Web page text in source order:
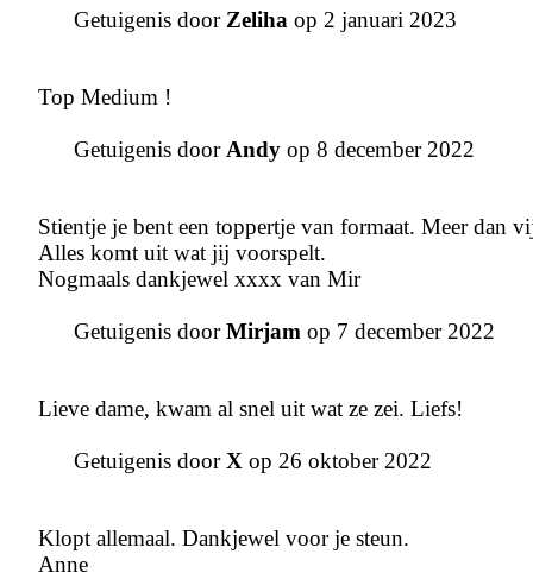
Getuigenis doorZeliha op 2 januari 2023
Top Medium !
Getuigenis doorAndy op 8 december 2022
Stientje je bent een toppertje van formaat. Meer dan
Alles komt uit wat jij voorspelt.
Nogmaals dankjewel xxxx van Mir
Getuigenis doorMirjam op 7 december 2022
Lieve dame, kwam al snel uit wat ze zei. Liefs!
Getuigenis doorX op 26 oktober 2022
Klopt allemaal. Dankjewel voor je steun.
Anne